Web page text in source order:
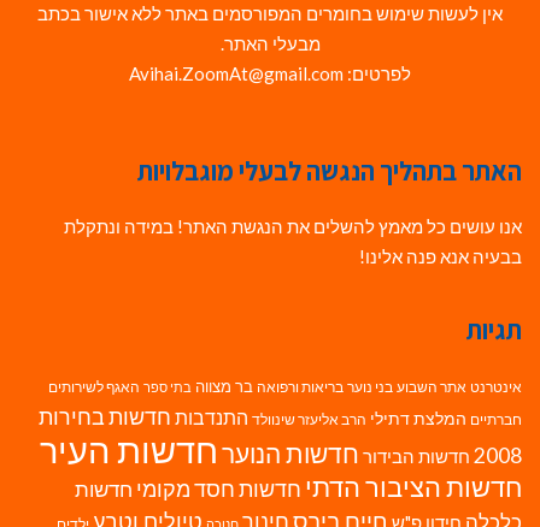
אין לעשות שימוש בחומרים המפורסמים באתר ללא אישור בכתב
מבעלי האתר.
לפרטים: Avihai.ZoomAt@gmail.com
האתר בתהליך הנגשה לבעלי מוגבלויות
אנו עושים כל מאמץ להשלים את הנגשת האתר! במידה ונתקלת
בבעיה אנא פנה אלינו!
תגיות
אינטרנט אתר השבוע בני נוער בריאות ורפואה בר מצווה בתי ספר האגף לשירותים
חברתיים המלצת דתילי הרב אליעזר שינוולד התנדבות חדשות בחירות
2008 חדשות הבידור חדשות הנוערחדשות העיר
חדשות הציבור הדתי חדשות חסד מקומי חדשות
כלכלה חידון פ"ש חיים ביבסחינוך חנוכה טיולים וטבע